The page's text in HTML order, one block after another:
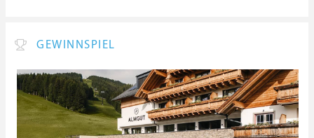
GEWINNSPIEL